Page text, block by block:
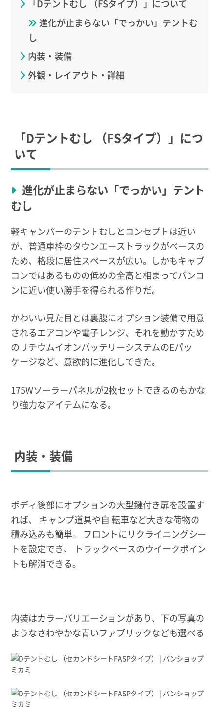
「Dテントむし （FSタイプ）」について
進化が止まらない「でっかい」テントむ
し
内装・装備
外観・レイアウト・詳細
「Dテントむし （FSタイプ）」につ
いて
進化が止まらない「でっかい」テント
むし
軽キャンパーのテントむしとコンセプトは近い
が、普通車枠のタウンエーストラックがベースの
ため、格段に居住スペースが広い。しかもキャブ
コンではあるものの低めの全高と相まってバンコ
ンに近い使い勝手を得られる作りだ。
かわいい見た目とは裏腹にオプション装備で用意
されるエアコンや電子レンジ、それを動かすため
のリチウムイオンバッテリーシステムのEパッ
ケージなど、意欲的に進化してきた。
175Wソーラーパネルが2枚セットできるのもかな
り強力なアイテムになる。
内装・装備
ボディ後部にオプションの大型鍵付き扉を設置す
れば、 キャンプ道具や自 転車など大きな荷物の
積み込みも簡単。 フロントにリクライニングシー
トを設定でき、 トラックベースのウイークポイン
トも解消できる。
内装はカラーバリエーションがあり、下の写真の
ようなさわやかな青いファブリックなども選べる